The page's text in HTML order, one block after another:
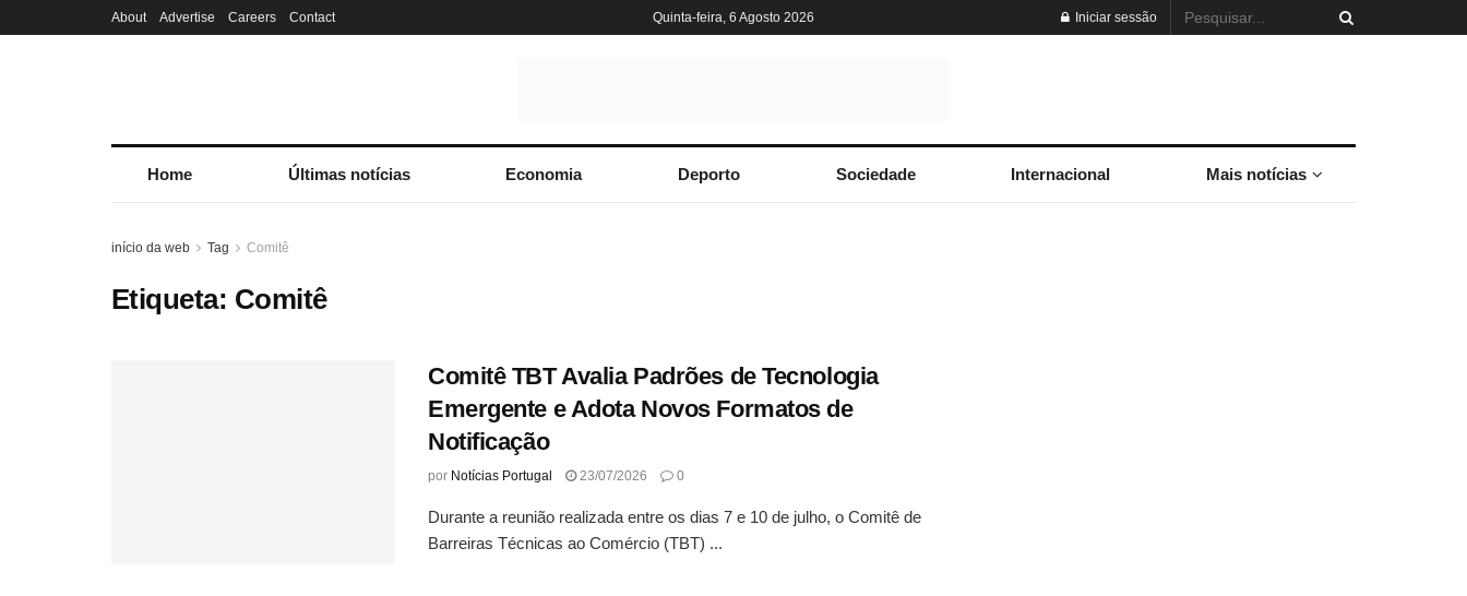
About Advertise Careers Contact Quinta-feira, 6 Agosto 2026 Iniciar sessão
Home Últimas notícias Economia Deporto Sociedade Internacional Mais notícias
início da web Tag Comitê
Etiqueta: Comitê
Comitê TBT Avalia Padrões de Tecnologia
Emergente e Adota Novos Formatos de
Notificação
por Notícias Portugal 23/07/2026 0
Durante a reunião realizada entre os dias 7 e 10 de julho, o Comitê de
Barreiras Técnicas ao Comércio (TBT) ...